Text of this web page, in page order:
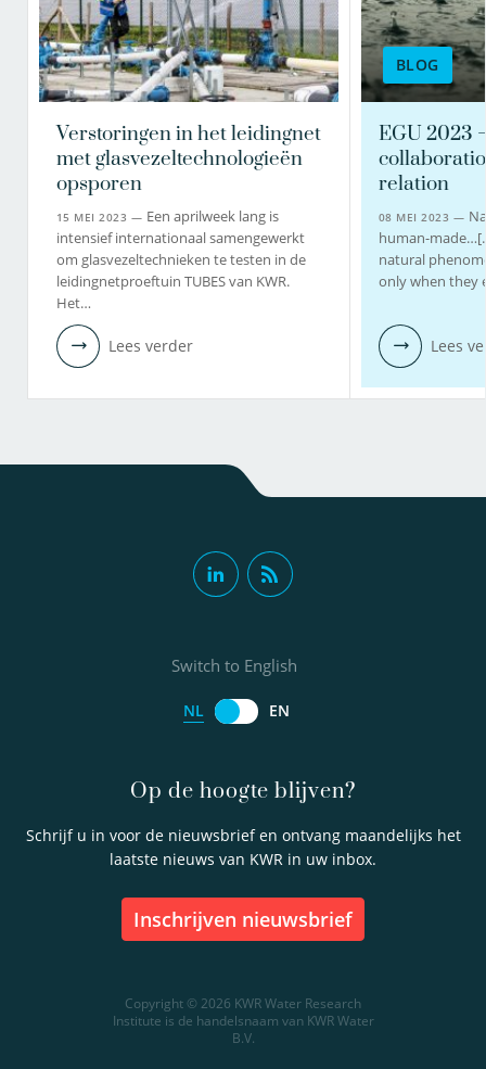
Verstoringen in het leidingnet
met glasvezeltechnologieën
opsporen
15 MEI 2023 — Een aprilweek lang is
intensief internationaal samengewerkt
om glasvezeltechnieken te testen in de
leidingnetproeftuin TUBES van KWR.
Het…
Lees verder
BLOG
EGU 2023
relation
08 MEI 2023 —
human-
natural
only when they
Lees
Op de hoogte blijven?
Schrijf u in voor de nieuwsbrief en ontvang maandelijks het
laatste nieuws van KWR in uw inbox.
inschrijven nieuwsbrief
Switch to English
NL EN
Copyright © 2026 KWR Water Research
Institute is de handelsnaam van KWR Water
B.V.